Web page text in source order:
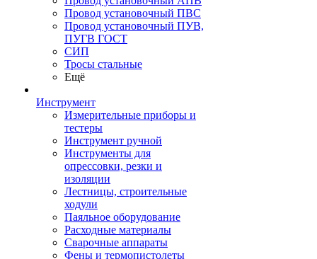
Провод установочный ПВС
Провод установочный ПУВ,
ПУГВ ГОСТ
СИП
Тросы стальные
Ещё
Инструмент
Измерительные приборы и
тестеры
Инструмент ручной
Инструменты для
опрессовки, резки и
изоляции
Лестницы, строительные
ходули
Паяльное оборудование
Расходные материалы
Сварочные аппараты
Фены и термопистолеты